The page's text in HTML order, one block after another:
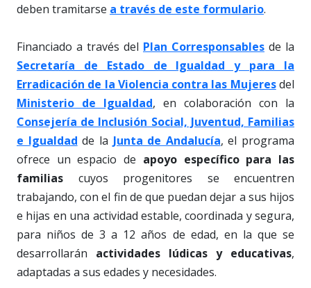
deben tramitarse a través de este formulario.
Financiado a través del Plan Corresponsables de la
Secretaría de Estado de Igualdad y para la
Erradicación de la Violencia contra las Mujeresdel
Ministerio de Igualdad, en colaboración con la
Consejería de Inclusión Social, Juventud, Familias
e Igualdad de la Junta de Andalucía, el programa
ofrece un espacio de apoyo específico para las
familias cuyos progenitores se encuentren
trabajando, con el fin de que puedan dejar a sus hijos
e hijas en una actividad estable, coordinada y segura,
para niños de 3 a 12 años de edad, en la que se
desarrollarán actividades lúdicas y educativas,
adaptadas a sus edades y necesidades.